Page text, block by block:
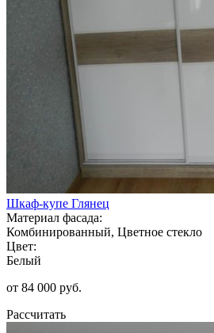
Шкаф-купе Глянец
Материал фасада:
Комбинированный, Цветное стекло
Цвет:
Белый
от 84 000 руб.
Рассчитать